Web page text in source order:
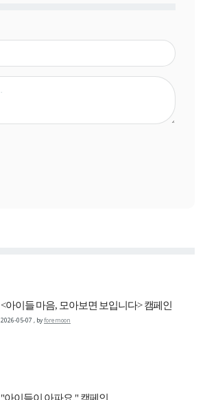
<아이들 마음, 모아보면 보입니다> 캠페인
2026-05-07 , byforemoon